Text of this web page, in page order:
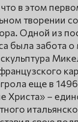
в этом
творении
Одной из
была забота о
еще в
Христа» –